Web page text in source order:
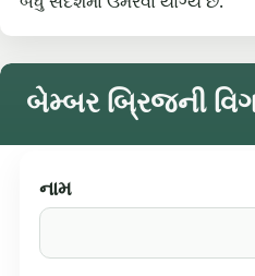
બેમ્બર બ્રિજની
નામ